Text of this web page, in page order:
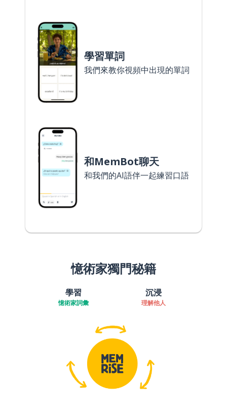
學習單詞
我們來教你視頻中出現的單詞
和MemBot聊天
和我們的AI語伴一起練習口語
憶術家獨門秘籍
學習
憶術家詞彙
沉浸
理解他人